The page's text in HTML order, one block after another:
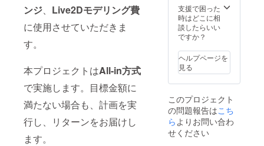
ンジ、 Live2Dモデリング費
に使用させていただきま
す。
本プロジェクトはAll-in方式
で実施します。目標金額に
満たない場合も、計画を実
行し、リターンをお届けし
ます。
支援で困った
時はどこに相
談したらいい
ですか？
ヘルプページを
見る
このプロジェクト
の問題報告はこち
ら よりお問い合わ
せください